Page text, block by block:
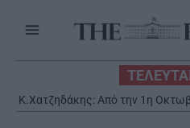
Κ.Χατζηδάκης: Από την 1η
όσες εγκύκλιοι